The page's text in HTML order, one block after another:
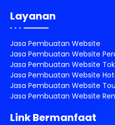
Layanan
Jasa Pembuatan Website
Jasa Pembuatan Website
Jasa Pembuatan Website
Jasa Pembuatan Website
Jasa Pembuatan Website
Jasa Pembuatan Website
Link Bermanfaat